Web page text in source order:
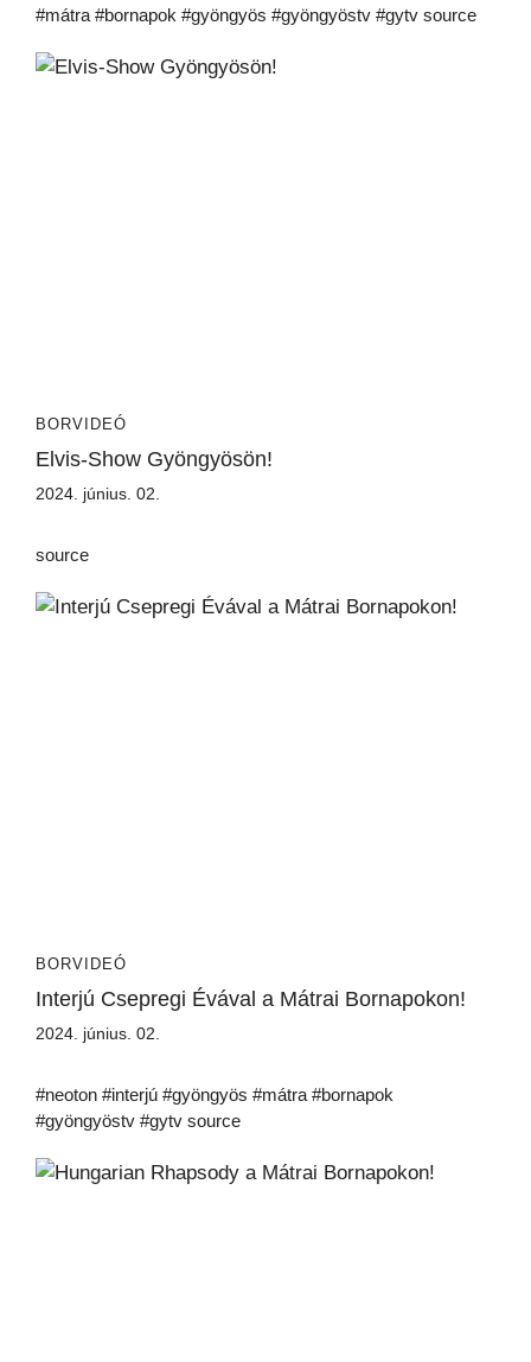
#mátra #bornapok #gyöngyös #gyöngyöstv #gytv source
BORVIDEÓ
Elvis-Show Gyöngyösön!
2024. június. 02.
source
BORVIDEÓ
Interjú Csepregi Évával a Mátrai Bornapokon!
2024. június. 02.
#neoton #interjú #gyöngyös #mátra #bornapok
#gyöngyöstv #gytv source